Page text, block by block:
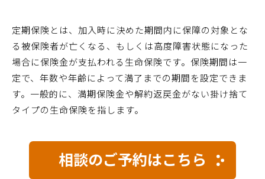
定期保険とは、加入時に決めた期間内に保障の対象とな
る被保険者が亡くなる、もしくは高度障害状態になった
場合に保険金が支払われる生命保険です。保険期間は一
定で、年数や年齢によって満了までの期間を設定できま
す。一般的に、満期保険金や解約返戻金がない掛け捨て
タイプの生命保険を指します。
相談のご予約はこちら